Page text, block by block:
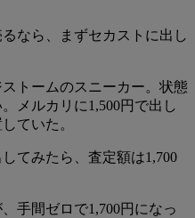
なら、まずセカストに出し
トームのスニーカー。状態
メルカリに1,500円で出し
ていた。
てみたら、査定額は1,700
手間ゼロで1,700円になっ